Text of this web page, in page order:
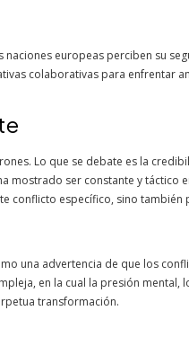
europeas perciben su
colaborativas para enfrentar
Lo que se debate es la
mostrado ser constante y táctico
conflicto específico, sino también
una advertencia de que los
en la cual la presión mental,
transformación.